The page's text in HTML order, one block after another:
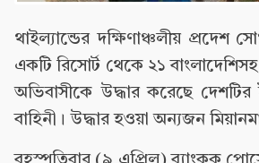
থাইল্যান্ডের দক্ষিণাঞ্চলীয় প্রদেশ
একটি রিসোর্ট থেকে ২১
অভিবাসীকে উদ্ধার করেছে
বাহিনী। উদ্ধার হওয়া অন্যজন